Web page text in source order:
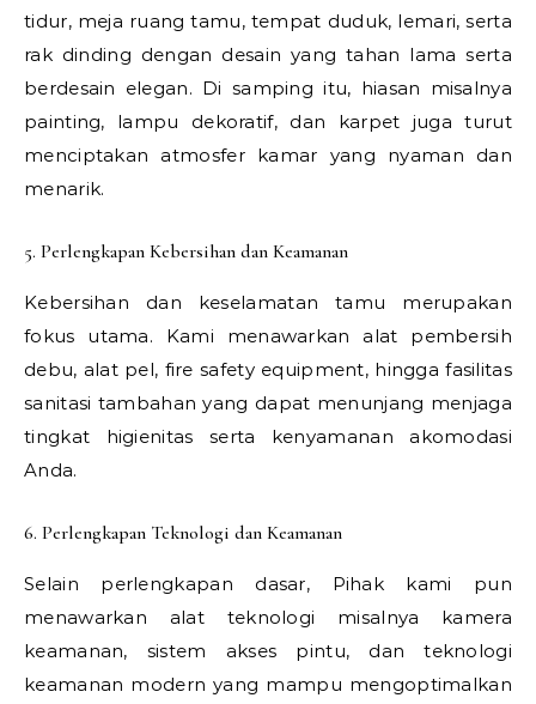
tidur, meja ruang tamu, tempat duduk, lemari, serta
rak dinding dengan desain yang tahan lama serta
berdesain elegan. Di samping itu, hiasan misalnya
painting, lampu dekoratif, dan karpet juga turut
menciptakan atmosfer kamar yang nyaman dan
menarik.
5. Perlengkapan Kebersihan dan Keamanan
Kebersihan dan keselamatan tamu merupakan
fokus utama. Kami menawarkan alat pembersih
debu, alat pel, fire safety equipment, hingga fasilitas
sanitasi tambahan yang dapat menunjang menjaga
tingkat higienitas serta kenyamanan akomodasi
Anda.
6. Perlengkapan Teknologi dan Keamanan
Selain perlengkapan dasar, Pihak kami pun
menawarkan alat teknologi misalnya kamera
keamanan, sistem akses pintu, dan teknologi
keamanan modern yang mampu mengoptimalkan